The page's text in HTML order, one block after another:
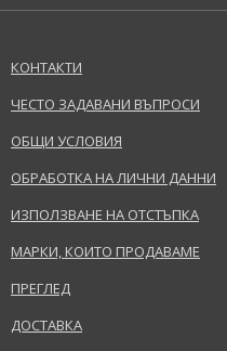
КОНТАКТИ
ЧЕСТО ЗАДАВАНИ ВЪПРОСИ
ОБЩИ УСЛОВИЯ
ОБРАБОТКА НА ЛИЧНИ ДАННИ
ИЗПОЛЗВАНЕ НА ОТСТЪПКА
МАРКИ, КОИТО ПРОДАВАМЕ
ПРЕГЛЕД
ДОСТАВКА